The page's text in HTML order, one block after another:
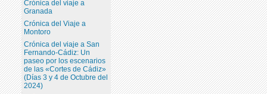
Crónica del viaje a
Granada
Crónica del Viaje a
Montoro
Crónica del viaje a San
Fernando-Cádiz: Un
paseo por los escenarios
de las «Cortes de Cádiz»
(Días 3 y 4 de Octubre del
2024)